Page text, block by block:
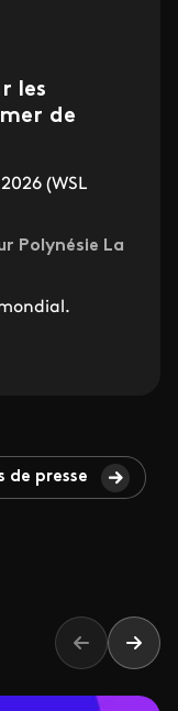
les
de
(WSL
Polynésie La
de presse